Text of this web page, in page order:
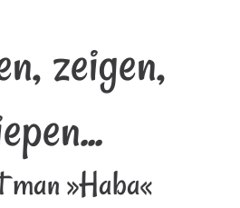
zeigen,
man »Haba«